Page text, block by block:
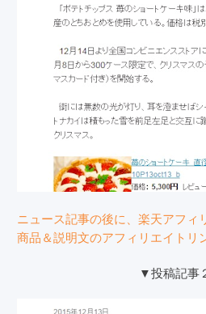
ニュース記事の後に、楽天アフィ
商品＆説明文のアフィリエイトリ
▼投稿記事